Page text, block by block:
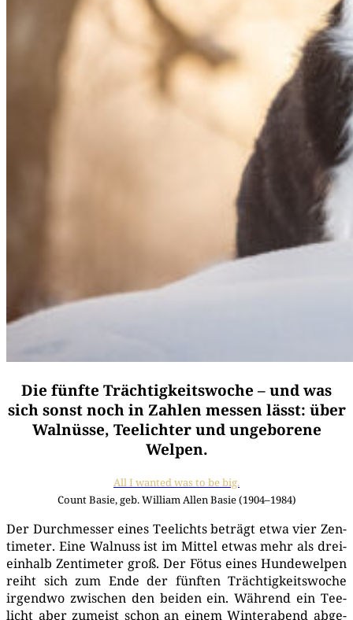
Die fünfte Trächtigkeitswoche – und was
sich sonst noch in Zahlen messen lässt: über
Walnüsse, Teelichter und ungeborene
Welpen.
All I wan­ted was to be big.
Count Basie, geb. Wil­liam Allen Basie (1904–1984)
Der Durch­mes­ser eines Tee­lichts beträgt etwa vier Zen­
ti­me­ter. Eine Wal­nuss ist im Mit­tel etwas mehr als drei­
ein­halb Zen­ti­me­ter groß. Der Fötus eines Hun­de­wel­pen
reiht sich zum Ende der fünf­ten Träch­tig­keits­wo­che
irgend­wo zwi­schen den bei­den ein. Wäh­rend ein Tee­
licht aber zumeist schon an einem Win­ter­abend abge­